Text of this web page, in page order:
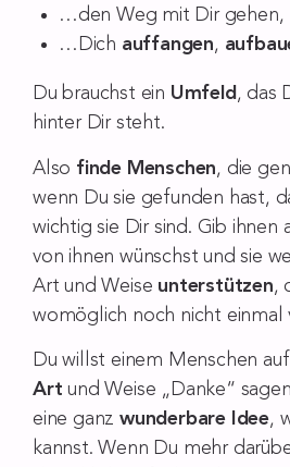
…den Weg mit Dir gehen,
…Dich auffangen,
Du brauchst ein Umfeld, das
hinter Dir steht.
Also finde Menschen, die
wenn Du sie gefunden hast,
wichtig sie Dir sind. Gib ihnen
von ihnen wünschst und sie
Art und Weise unterstützen,
womöglich noch nicht einmal
Du willst einem Menschen auf
Art und Weise „Danke“
eine ganzwunderbare Idee,
kannst. Wenn Du mehr